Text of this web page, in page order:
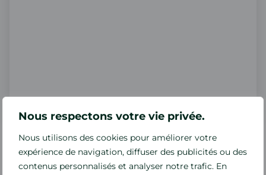
Nous respectons votre vie privée.
Nous utilisons des cookies pour améliorer votre
expérience de navigation, diffuser des publicités ou des
contenus personnalisés et analyser notre trafic. En
Une interface conçue pour guider
et communiquer vos analyses